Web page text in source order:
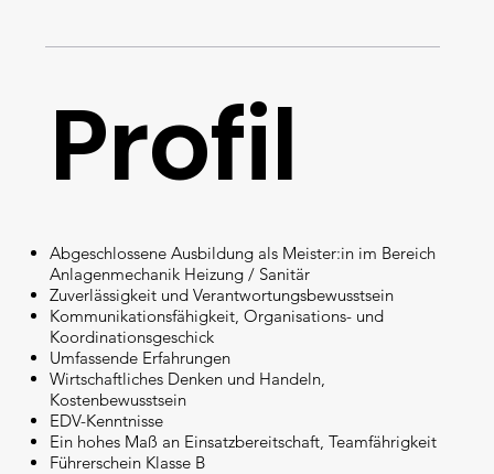
Profil
Abgeschlossene Ausbildung als Meister:in im Bereich
Anlagenmechanik Heizung / Sanitär
Zuverlässigkeit und Verantwortungsbewusstsein
Kommunikationsfähigkeit, Organisations- und
Koordinationsgeschick
Umfassende Erfahrungen
Wirtschaftliches Denken und Handeln,
Kostenbewusstsein
EDV-Kenntnisse
Ein hohes Maß an Einsatzbereitschaft, Teamfährigkeit
Führerschein Klasse B